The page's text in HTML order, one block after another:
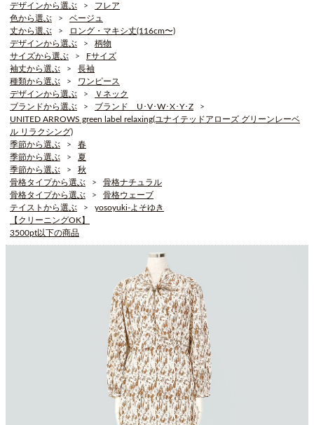
デザインから選ぶ
フレア
色から選ぶ
ベージュ
丈から選ぶ
ロング・マキシ丈(116cm〜)
デザインから選ぶ
柄物
サイズから選ぶ
Fサイズ
袖丈から選ぶ
長袖
種類から選ぶ
ワンピース
デザインから選ぶ
Ｖネック
ブランドから選ぶ
ブランド U･V･W･X･Y･Z
UNITED ARROWS green label relaxing(ユナイテッドアローズ グリーンレーベ
ル リラクシング)
季節から選ぶ
春
季節から選ぶ
夏
季節から選ぶ
秋
骨格タイプから選ぶ
骨格ナチュラル
骨格タイプから選ぶ
骨格ウェーブ
テイストから選ぶ
yosoyuki-よそゆき
【クリーニングOK】
3500pt以下の商品